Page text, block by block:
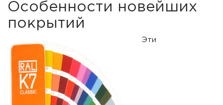
Особенности новейших
покрытий
Эти